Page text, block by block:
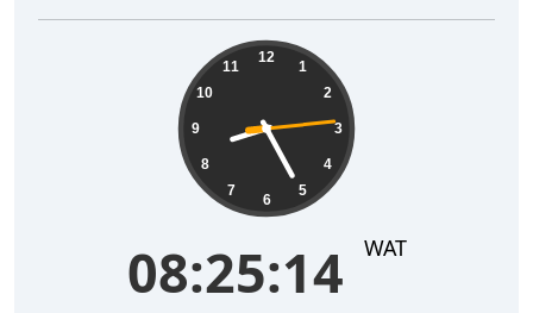
12
1
2
3
4
5
6
7
8
9
10
11
08:25:14 WAT